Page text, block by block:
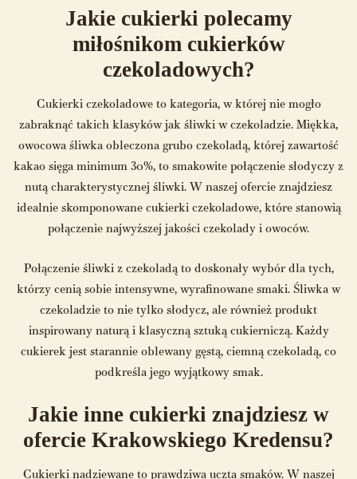
Jakie cukierki polecamy
miłośnikom cukierków
czekoladowych?
Cukierki czekoladowe to kategoria, w której nie mogło
zabraknąć takich klasyków jak śliwki w czekoladzie. Miękka,
owocowa śliwka obleczona grubo czekoladą, której zawartość
kakao sięga minimum 30%, to smakowite połączenie słodyczy z
nutą charakterystycznej śliwki. W naszej ofercie znajdziesz
idealnie skomponowane cukierki czekoladowe, które stanowią
połączenie najwyższej jakości czekolady i owoców.
Połączenie śliwki z czekoladą to doskonały wybór dla tych,
którzy cenią sobie intensywne, wyrafinowane smaki. Śliwka w
czekoladzie to nie tylko słodycz, ale również produkt
inspirowany naturą i klasyczną sztuką cukierniczą. Każdy
cukierek jest starannie oblewany gęstą, ciemną czekoladą, co
podkreśla jego wyjątkowy smak.
Jakie inne cukierki znajdziesz w
ofercie Krakowskiego Kredensu?
Cukierki nadziewane to prawdziwa uczta smaków. W naszej